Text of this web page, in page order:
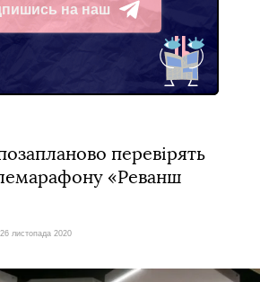
на наш
перевірять
«Реванш
листопада 2020